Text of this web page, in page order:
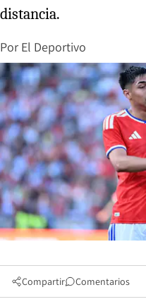
distancia.
Por El Deportivo
Compartir Comentarios